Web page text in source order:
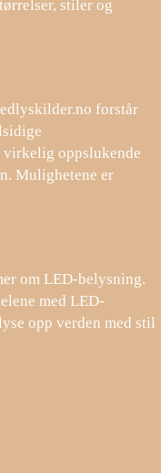
stiler og
forstår
oppslukende
Mulighetene er
om LED-belysning.
med LED-
opp verden med stil